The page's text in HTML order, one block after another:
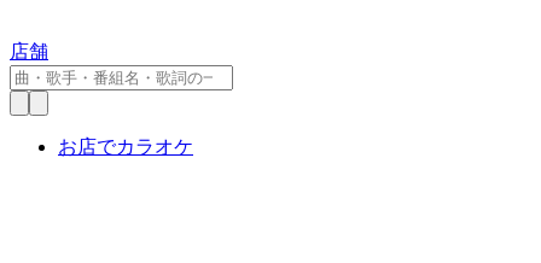
店舗
お店でカラオケ